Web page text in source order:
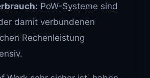
PoW-Systeme sind
damit verbundenen
Rechenleistung